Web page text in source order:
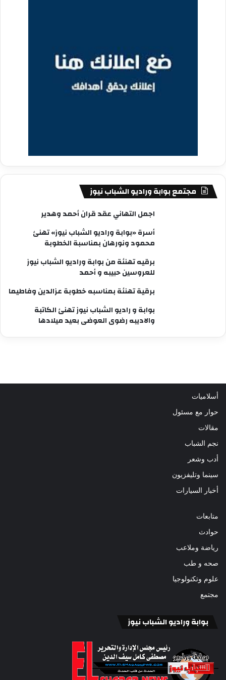
مجتمع بوابة وراديو الشباب نيوز
اجمل التهاني عقد قران أحمد وهدير
أسرة «بوابة وراديو الشباب نيوز» تهنئ
محمود ونورهان بمناسبة الخطوبة
برقيه تهنئة من بوابة وراديو الشباب نيوز
للعروسين حبيبه و أحمد
برقية تهنئة بمناسبه خطوبة عزالدين وفاطيما
بوابة و راديو الشباب نيوز تهنئ الكاتبة
والاديبه رضوى العوضى بعيد ميلادها
أسلاميات
حوار مع مسئول
مقالات
نجم الشباب
أدب وشعر
سينما وتليفزيون
أخبار السيارات
متابعات
حوادث
رياضة وملاعب
صحه و طب
علوم وتكنولوجيا
مجتمع
بوابة وراديو الشباب نيوز